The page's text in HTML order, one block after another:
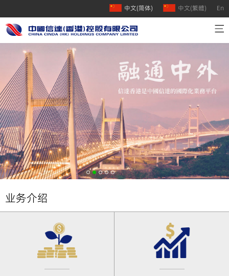
En
中文(繁體)
中文(简体)
首页
公司介绍
业务介绍
人才招聘
联系我们
业务介绍